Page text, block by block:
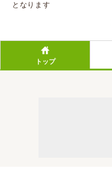
となります
トップ